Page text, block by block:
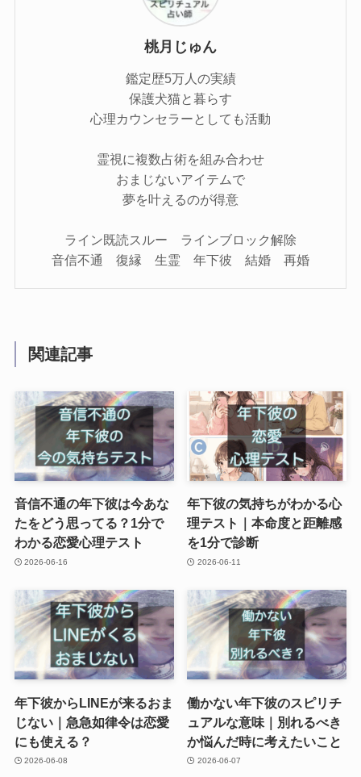
桃月じゅん
鑑定歴5万人の実績
保護犬猫と暮らす
心理カウンセラーとしても活動
霊視に複数占術を組み合わせ
おまじないアイテムで
夢を叶えるのが得意
ライン既読スルー ラインブロック解除
音信不通 復縁 生霊 年下彼 結婚 再婚
関連記事
音信不通の年下彼は今あな
たをどう思ってる？1分で
わかる恋愛心理テスト
2026-06-16
年下彼の気持ちがわかる心
理テスト｜本命度と距離感
を1分で診断
2026-06-11
年下彼からLINEが来るおま
じない｜急急如律令は恋愛
にも使える？
2026-06-08
働かない年下彼のスピリチ
ュアルな意味｜別れるべき
か悩んだ時に考えたいこと
2026-06-07